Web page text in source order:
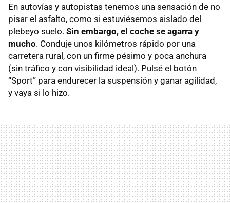
En autovías y autopistas tenemos una sensación de no
pisar el asfalto, como si estuviésemos aislado del
plebeyo suelo. Sin embargo, el coche se agarra y
mucho. Conduje unos kilómetros rápido por una
carretera rural, con un firme pésimo y poca anchura
(sin tráfico y con visibilidad ideal). Pulsé el botón
“Sport” para endurecer la suspensión y ganar agilidad,
y vaya si lo hizo.